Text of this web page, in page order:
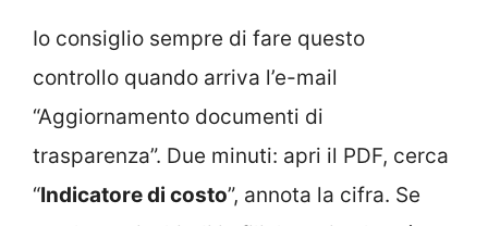
Io consiglio sempre di fare questo
controllo quando arriva l’e-mail
“Aggiornamento documenti di
trasparenza”. Due minuti: apri il PDF, cerca
“Indicatore di costo”, annota la cifra. Se